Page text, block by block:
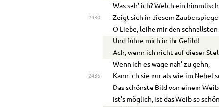
Was seh’ ich? Welch ein
2430
Zeigt sich in diesem
O Liebe, leihe mir den
Und führe mich in ihr Gefild!
Ach, wenn ich nicht auf dieser
Wenn ich es wage nah’ zu gehn,
2435
Kann ich sie nur als wie im Nebel
Das schönste Bild von einem
Ist’s möglich, ist das Weib so